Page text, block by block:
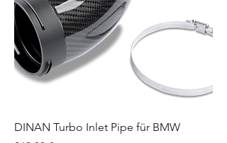
DINAN Turbo Inlet Pipe für BMW